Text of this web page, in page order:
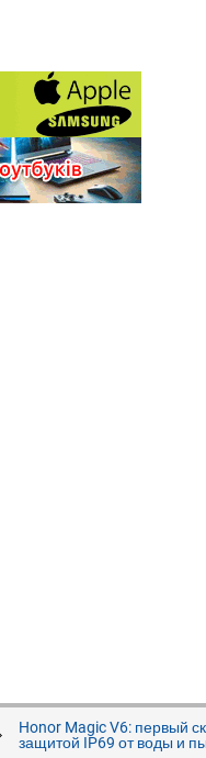
Honor Magic V6: первый
защитой IP69 от воды и